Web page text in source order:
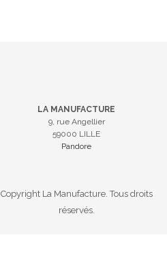
LA MANUFACTURE
9, rue Angellier
59000 LILLE
Pandore
Copyright La Manufacture. Tous droits
réservés.